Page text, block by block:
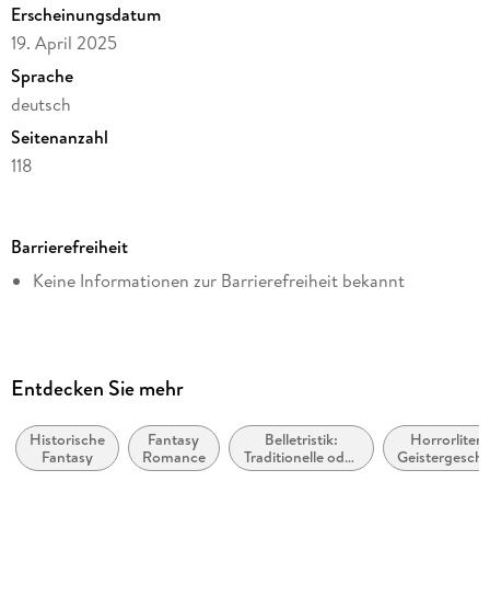
Erscheinungsdatum
19. April 2025
Sprache
deutsch
Seitenanzahl
118
Altersempfehlung
ab 16 Jahre
Autor/Autorin
Verlag/Hersteller
via tolino media
Barrierefreiheit
Keine Informationen zur Barrierefreiheit bekannt
Entdecken Sie mehr
Historische
Fantasy
Fantasy
Romance
Belletristik:
Traditionelle oder
kulturelle und
und